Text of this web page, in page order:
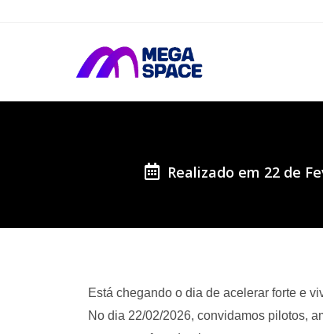
Realizado em 22 de
Está chegando o dia de acelerar forte e
No dia 22/02/2026, convidamos pilotos,